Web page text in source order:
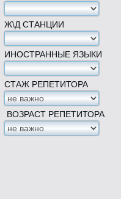
Ж\Д СТАНЦИИ
ИНОСТРАННЫЕ ЯЗЫКИ
СТАЖ РЕПЕТИТОРА
ВОЗРАСТ РЕПЕТИТОРА